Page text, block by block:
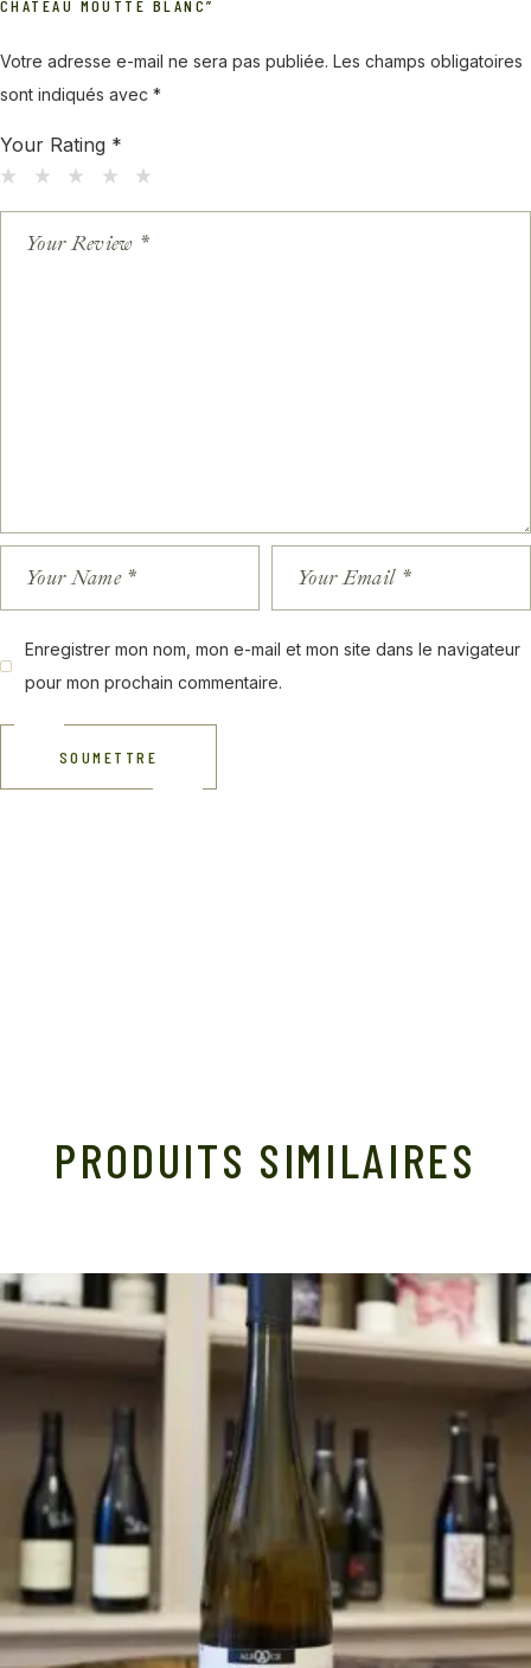
CHATEAU MOUTTE BLANC”
Votre adresse e-mail ne sera pas publiée. Les champs obligatoires
sont indiqués avec *
Your Rating *
Enregistrer mon nom, mon e-mail et mon site dans le navigateur
pour mon prochain commentaire.
SOUMETTRE
PRODUITS SIMILAIRES